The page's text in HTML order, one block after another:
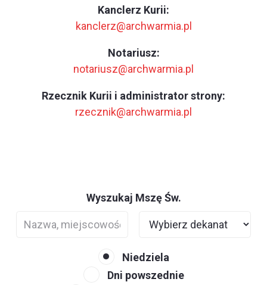
Kanclerz Kurii:
kanclerz@archwarmia.pl
Notariusz:
notariusz@archwarmia.pl
Rzecznik Kurii i administrator strony:
rzecznik@archwarmia.pl
Wyszukaj Mszę Św.
Niedziela
Dni powszednie